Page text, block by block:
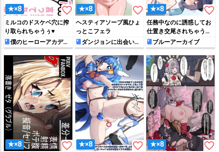
★×8 favorite_border
ミルコのドスケベ穴に搾
り取られちゃうぅ♥
僕のヒーローアカデミ
ア
★×8 favorite_border
ヘスティアソープ風ひょ
っとこフェラ
ダンジョンに出会いを
求めるのは間違っている
だろうか
★×8 favorite_border
任務中なのに誘惑してお
仕置き交尾されちゃうサ
キブルーアーカイブ
★×8 favorite_border ★×8 favorite_border ★×8 favorite_border